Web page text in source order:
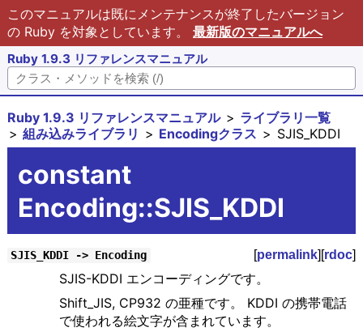
このマニュアルは既にメンテナンスが終了したバージョン
の Ruby を対象としています。 最新版のマニュアルへ
Ruby 1.9.3 リファレンスマニュアル
Ruby 1.9.3 リファレンスマニュアル
ライブラリ一覧
組み込みライブラリ
Encodingクラス SJIS_KDDI
constant
Encoding::SJIS_KDDI
SJIS_KDDI -> Encoding [permalink][rdoc]
SJIS-KDDI エンコーディングです。
Shift_JIS, CP932 の亜種です。 KDDI の携帯電話
で使われる絵文字が含まれています。